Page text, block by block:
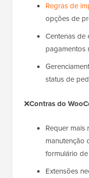
Regras de
opções de
Centenas de
pagamentos
status de
❌Contras do
Requer
manutenção
formulário
Extensões